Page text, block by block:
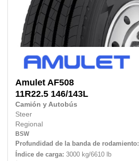
Amulet AF508
11R22.5 146/143L
Camión y Autobús
Steer
Regional
BSW
Profundidad de la banda de rodamiento:
Índice de carga: 3000 kg/6610 lb